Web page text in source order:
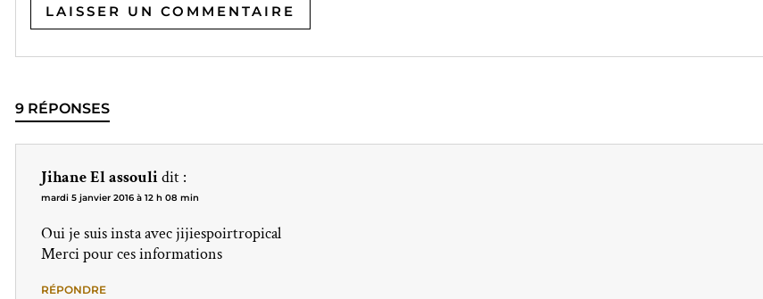
9 RÉPONSES
Jihane El assoulidit :
mardi 5 janvier 2016 à 12 h 08 min
Oui je suis insta avec jijiespoirtropical
Merci pour ces informations
RÉPONDRE